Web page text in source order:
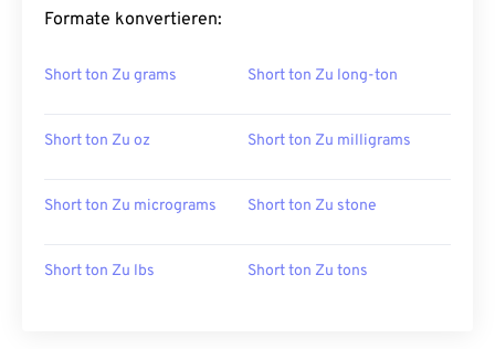
Formate konvertieren:
Short ton Zu grams Short ton Zu long-ton
Short ton Zu oz Short ton Zu milligrams
Short ton Zu micrograms Short ton Zu stone
Short ton Zu lbs Short ton Zu tons